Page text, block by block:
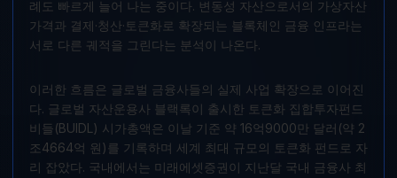
례도 빠르게 늘어 나는 중이다. 변동성 자산으로서의 가상자산
가격과 결제·청산·토큰화로 확장되는 블록체인 금융 인프라는
서로 다른 궤적을 그린다는 분석이 나온다.
이러한 흐름은 글로벌 금융사들의 실제 사업 확장으로 이어진
다. 글로벌 자산운용사 블랙록이 출시한 토큰화 집합투자펀드
비들(BUIDL) 시가총액은 이날 기준 약 16억9000만 달러(약 2
조4664억 원)를 기록하며 세계 최대 규모의 토큰화 펀드로 자
리 잡았다. 국내에서는 미래에셋증권이 지난달 국내 금융사 최